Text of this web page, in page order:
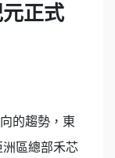
正式
的趨勢，東
區總部禾芯